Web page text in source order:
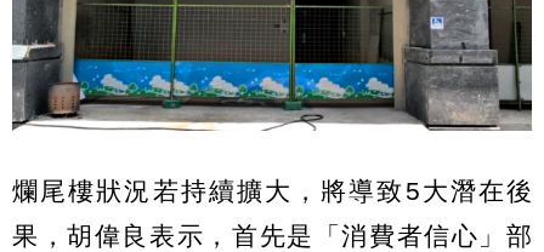
爛尾樓狀況若持續擴大，將導致5大潛在後
果，胡偉良表示，首先是「消費者信心」部